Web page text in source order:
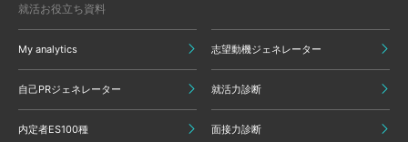
就活お役立ち資料
My analytics 志望動機ジェネレーター
自己PRジェネレーター 就活力診断
内定者ES100種 面接力診断